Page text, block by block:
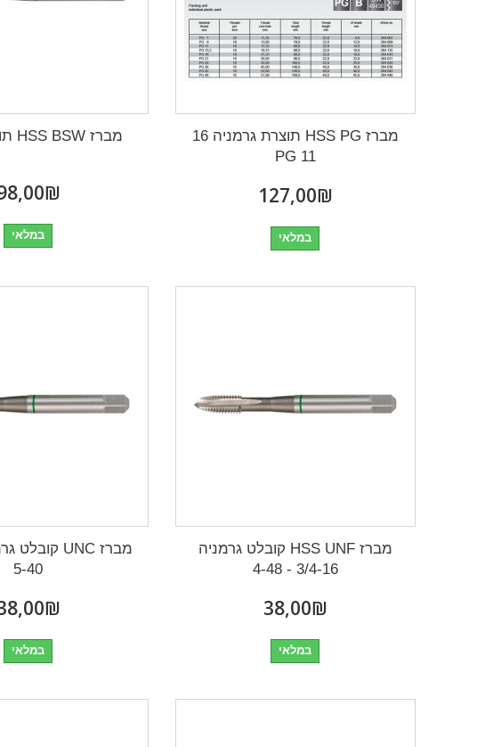
מברז HSS BSW תוצרת ספרד
₪‎98,00
במלאי
מברז HSS PG תוצרת גרמניה 16
PG 11
₪‎127,00
במלאי
5-40
₪‎38,00
במלאי
מברז HSS UNF קובלט גרמניה
3/4-16 - 4-48
₪‎38,00
במלאי